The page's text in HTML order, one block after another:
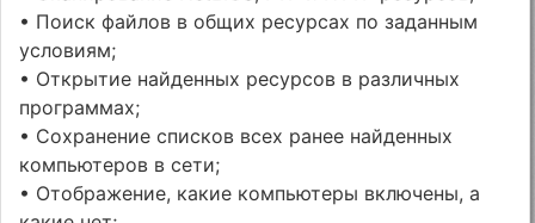
• Поиск файлов в общих ресурсах по заданным
условиям;
• Открытие найденных ресурсов в различных
программах;
• Сохранение списков всех ранее найденных
компьютеров в сети;
• Отображение, какие компьютеры включены, а